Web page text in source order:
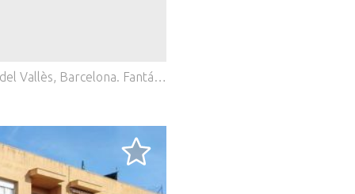
Vallès, Barcelona. Fantástico local completamente diáfano en la Planta Baja del famoso Centro Comercial Baricentro (Barberà del Vallès), ubicado próximo a la Puerta 1 del establecimiento. Cuenta con una superficie total de 135 m² construidos, y un altillo habilitado para almacén y con sistema antiincendios que le agrega 100 m2 más. Sus dos grandes escaparates en la extensa fachada de aproximadamente 8 metros ofrecen una visibilidad excepcional para cualquier tipo de negocio dentro del Centro Comercial. Cabe destacar que el local está muy próximo a las escaleras mecánicas que conectan las 3 plantas del Centro COmercial, especialmente con su concurrido patio de comidas, lo que garantiza un alto flujo de personas y mucha visibilidad. Equipado con aire acondicionado y luminaria de gran rendimiento, ha estado abierto al público hasta julio de 2026 y se encuentra en excelente estado, casi listo para volver a funcionar. La ubicación es uno de sus grandes atractivos, situado en el Centro Comercial Baricentro. Se trata de un entorno con gran afluencia de público de Barcelona y localidades de alrededores, rodeado de servicios y comercios consolidados. El precio no incluye impuestos ni gastos asociados a la compraventa, tales como notaría, registro de la propiedad, gestoría e impuestos (ITP, IVA y AJD, según corresponda). En Walter Haus entendemos que encontrar el hogar ideal va más allá de una inversión: es encontrar ese lugar que encaja con tu estilo de vida. Descubre las propiedades que tenemos entrando a nuestro sitio web y conoce todos los inmuebles exclusivos que solo Walter Haus tiene para ti. ¡Contáctanos para más información!